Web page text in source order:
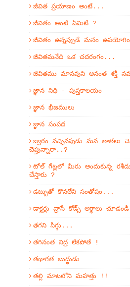
జీవిత ప్రయాణం అంటే...
జీవితం అంటే ఏమిటి ?
జీవితం ఉన్నప్పుడే మనం
జీవితమనేది ఒక చదరంగం...
జీవితము మానవుని అనంత శక్తి
జ్ఞాన నిధి - పుస్తకాలయం
జ్ఞాన భీజములు
జ్ఞాన సంపద
జ్వరం వచ్చినపుడు మన తాతలు
చెప్తున్నారా..?
టోల్ గేట్లలో మీరు అందుకున్న
చేస్తారు ?
డబ్బుతో కొనలేని సంతోషం...
డాక్టర్లు వ్రాసే కోడ్స్ అర్ధాలు
తగని సిగ్గు...
తగినంత నిద్ర లేకపోతే !
తథాగత బుద్థుడు
తల్లి మాటలోని మహత్తు !!